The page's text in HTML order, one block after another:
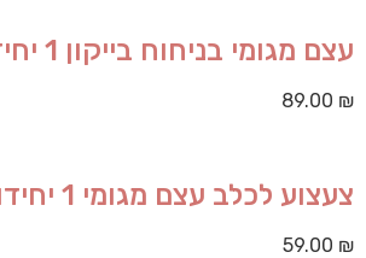
עצם מגומי בניחוח בייקון 1 יחידות
89.00 ₪
צעצוע לכלב עצם מגומי 1 יחידות
59.00 ₪